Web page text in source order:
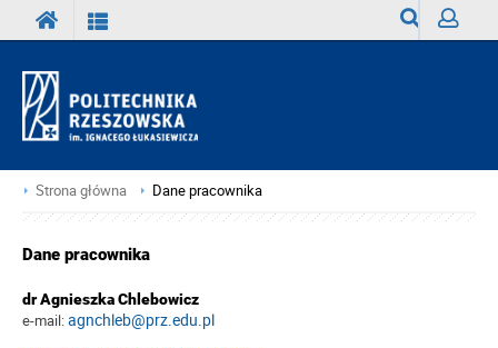
Strona główna Dane pracownika
Dane pracownika
dr Agnieszka Chlebowicz
e-mail:agnchleb@prz.edu.pl